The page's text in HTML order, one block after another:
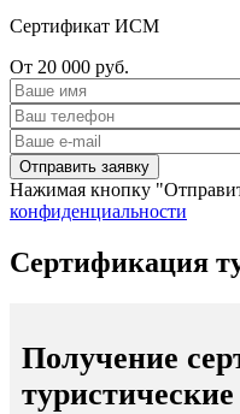
Сертификат ИСМ
От 20 000 руб.
Нажимая кнопку
конфиденциальности
Сертификация
Получение